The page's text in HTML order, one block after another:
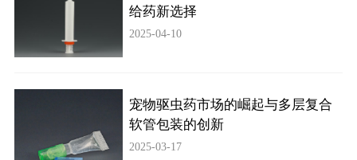
给药新选择
2025-04-10
宠物驱虫药市场的崛起与多层复合
软管包装的创新
2025-03-17